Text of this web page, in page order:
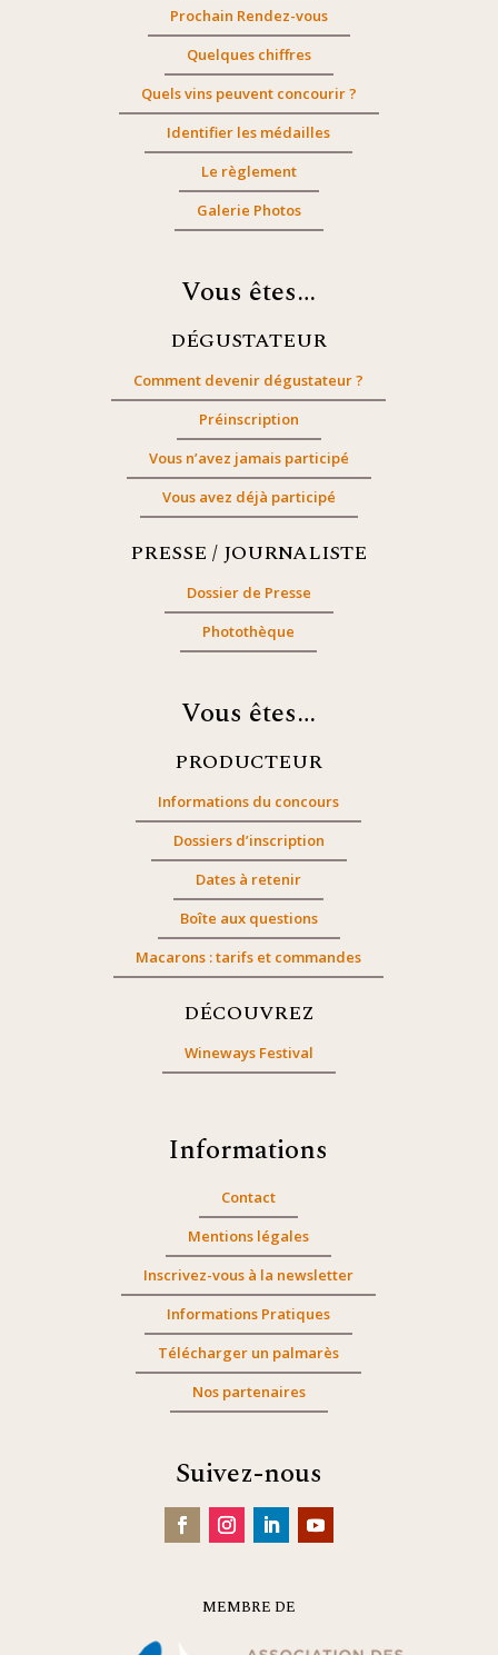
Prochain Rendez-vous
Quelques chiffres
Quels vins peuvent concourir ?
Identifier les médailles
Le règlement
Galerie Photos
Vous êtes…
DÉGUSTATEUR
Comment devenir dégustateur ?
Préinscription
Vous n’avez jamais participé
Vous avez déjà participé
PRESSE / JOURNALISTE
Dossier de Presse
Photothèque
Vous êtes…
PRODUCTEUR
Informations du concours
Dossiers d’inscription
Dates à retenir
Boîte aux questions
Macarons : tarifs et commandes
DÉCOUVREZ
Wineways Festival
Informations
Contact
Mentions légales
Inscrivez-vous à la newsletter
Informations Pratiques
Télécharger un palmarès
Nos partenaires
Suivez-nous
MEMBRE DE